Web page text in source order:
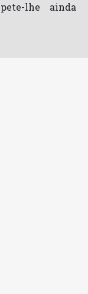
lhe ainda